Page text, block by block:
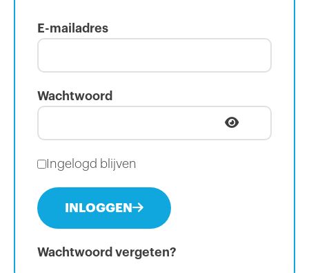
E-mailadres
Wachtwoord
Ingelogd blijven
INLOGGEN
Wachtwoord vergeten?